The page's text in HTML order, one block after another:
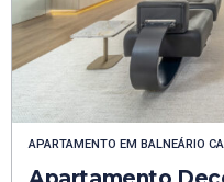
APARTAMENTO EM BALNEÁRIO